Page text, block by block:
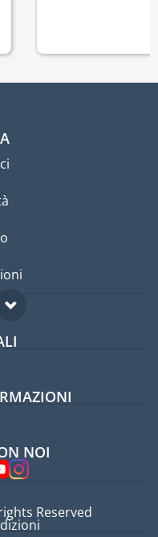
NOI
Reserved